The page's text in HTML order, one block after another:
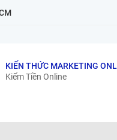
KIẾN THỨC MARKETING
Kiếm Tiền Online